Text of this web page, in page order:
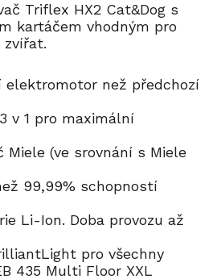
Triflex HX2 Cat&Dog s
kartáčem vhodným pro
elektromotor než předchozí
v 1 pro maximální
Miele (ve srovnání s Miele
99,99% schopností
Li-Ion. Doba provozu až
pro všechny
435 Multi Floor XXL